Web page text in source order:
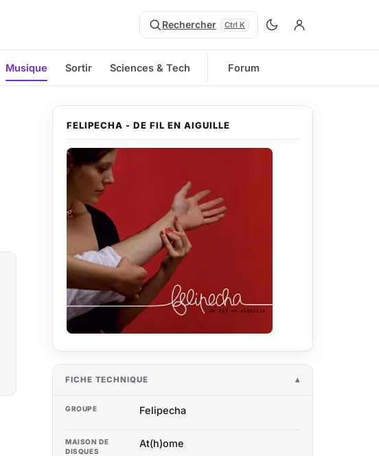
Rechercher Ctrl K
Musique Sortir Sciences & Tech Forum
FELIPECHA - DE FIL EN AIGUILLE
FICHE TECHNIQUE
GROUPE Felipecha
MAISON DE
DISQUES
At(h)ome